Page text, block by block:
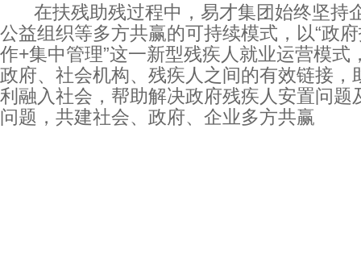
在扶残助残过程中，易才集团始终坚持
公益组织等多方共赢的可持续模式，以“政
作+集中管理”这一新型残疾人就业运营模式
政府、社会机构、残疾人之间的有效链接，
利融入社会，帮助解决政府残疾人安置问题
问题，共建社会、政府、企业多方共赢